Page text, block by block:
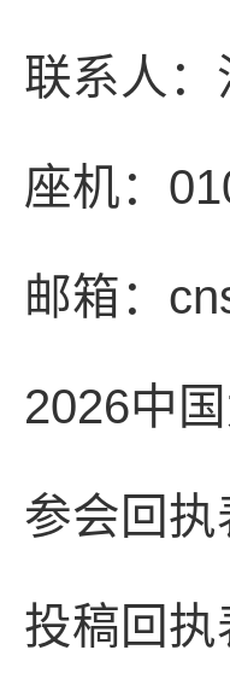
联系人
座机：
邮箱：
2026中
参会回执
投稿回执